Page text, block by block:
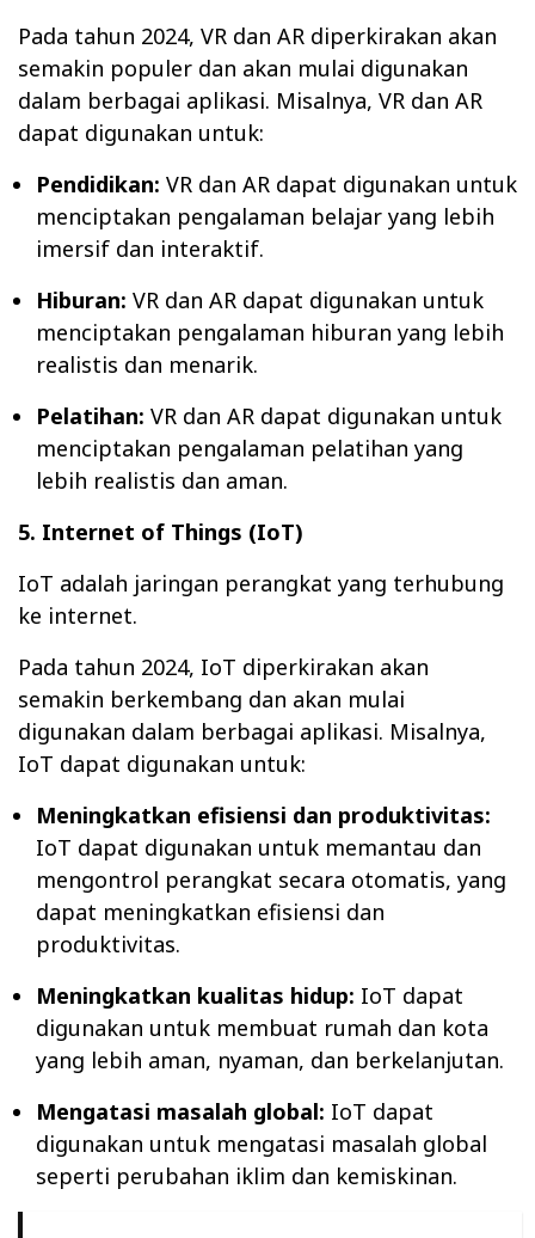
Pada tahun 2024, VR dan AR diperkirakan akan
semakin populer dan akan mulai digunakan
dalam berbagai aplikasi. Misalnya, VR dan AR
dapat digunakan untuk:
Pendidikan: VR dan AR dapat digunakan untuk
menciptakan pengalaman belajar yang lebih
imersif dan interaktif.
Hiburan: VR dan AR dapat digunakan untuk
menciptakan pengalaman hiburan yang lebih
realistis dan menarik.
Pelatihan: VR dan AR dapat digunakan untuk
menciptakan pengalaman pelatihan yang
lebih realistis dan aman.
5. Internet of Things (IoT)
IoT adalah jaringan perangkat yang terhubung
ke internet.
Pada tahun 2024, IoT diperkirakan akan
semakin berkembang dan akan mulai
digunakan dalam berbagai aplikasi. Misalnya,
IoT dapat digunakan untuk:
Meningkatkan efisiensi dan produktivitas:
IoT dapat digunakan untuk memantau dan
mengontrol perangkat secara otomatis, yang
dapat meningkatkan efisiensi dan
produktivitas.
Meningkatkan kualitas hidup: IoT dapat
digunakan untuk membuat rumah dan kota
yang lebih aman, nyaman, dan berkelanjutan.
Mengatasi masalah global: IoT dapat
digunakan untuk mengatasi masalah global
seperti perubahan iklim dan kemiskinan.